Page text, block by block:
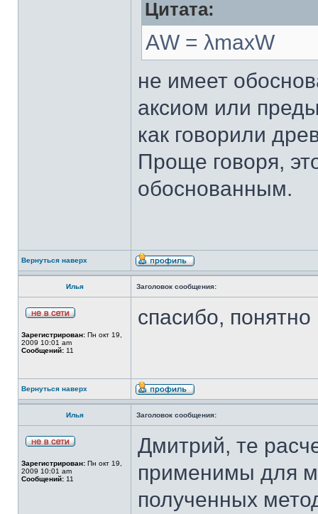
Цитата:
АW = λmaxW
не имеет
аксиом или
как говорили
Проще говоря,
обоснованным.
Вернуться наверх
Илья Заголовок сообщения:
Зарегистрирован: Пн окт 19,
2009 10:01 am
Сообщений: 11
спасибо, понятно
Вернуться наверх
Илья Заголовок сообщения:
Зарегистрирован: Пн окт 19,
2009 10:01 am
Сообщений: 11
Дмитрий, те
применимы для
полученных